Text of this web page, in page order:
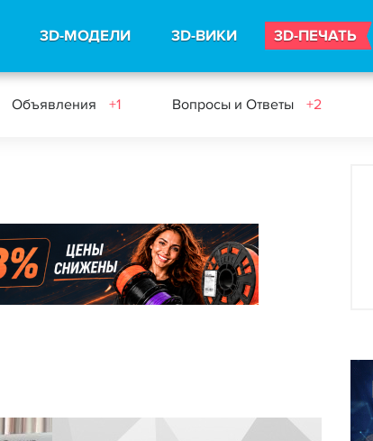
3D-МОДЕЛИ 3D-ВИКИ 3D-ПЕЧАТЬ
Объявления +1 Вопросы и Ответы +2